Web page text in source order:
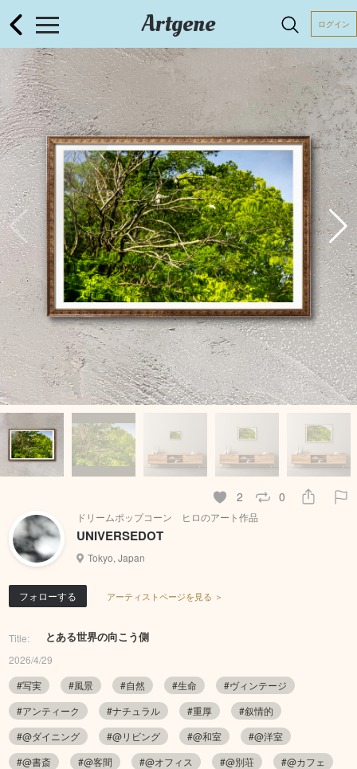
Artgene ログイン
2 0
ドリームポップコーン ヒロのアート作品
UNIVERSEDOT
Tokyo, Japan
フォローする アーティストページを見る ＞
Title: とある世界の向こう側
2026/4/29
#写実
#風景 #自然 #生命
#ヴィンテージ
#アンティーク
#ナチュラル #重厚
#叙情的
#@ダイニング
#@リビング #@和室
#@洋室
#@書斎
#@客間 #@オフィス #@別荘
#@カフェ